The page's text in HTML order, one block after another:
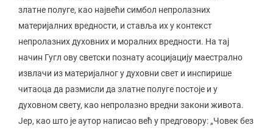
златне полуге, као највећи симбол непролазних
материјалних вредности, и ставља их у контекст
непролазних духовних и моралних вредности. На тај
начин Гугл ову светски познату асоцијацију маестрално
извлачи из материјалног у духовни свет и инспирише
читаоца да размисли да златне полуге постоје и у
духовном свету, као непролазно вредни закони живота.
Јер, као што је аутор написао већ у предговору: „Човек без